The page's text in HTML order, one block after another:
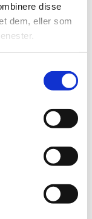
disse
dem, eller som